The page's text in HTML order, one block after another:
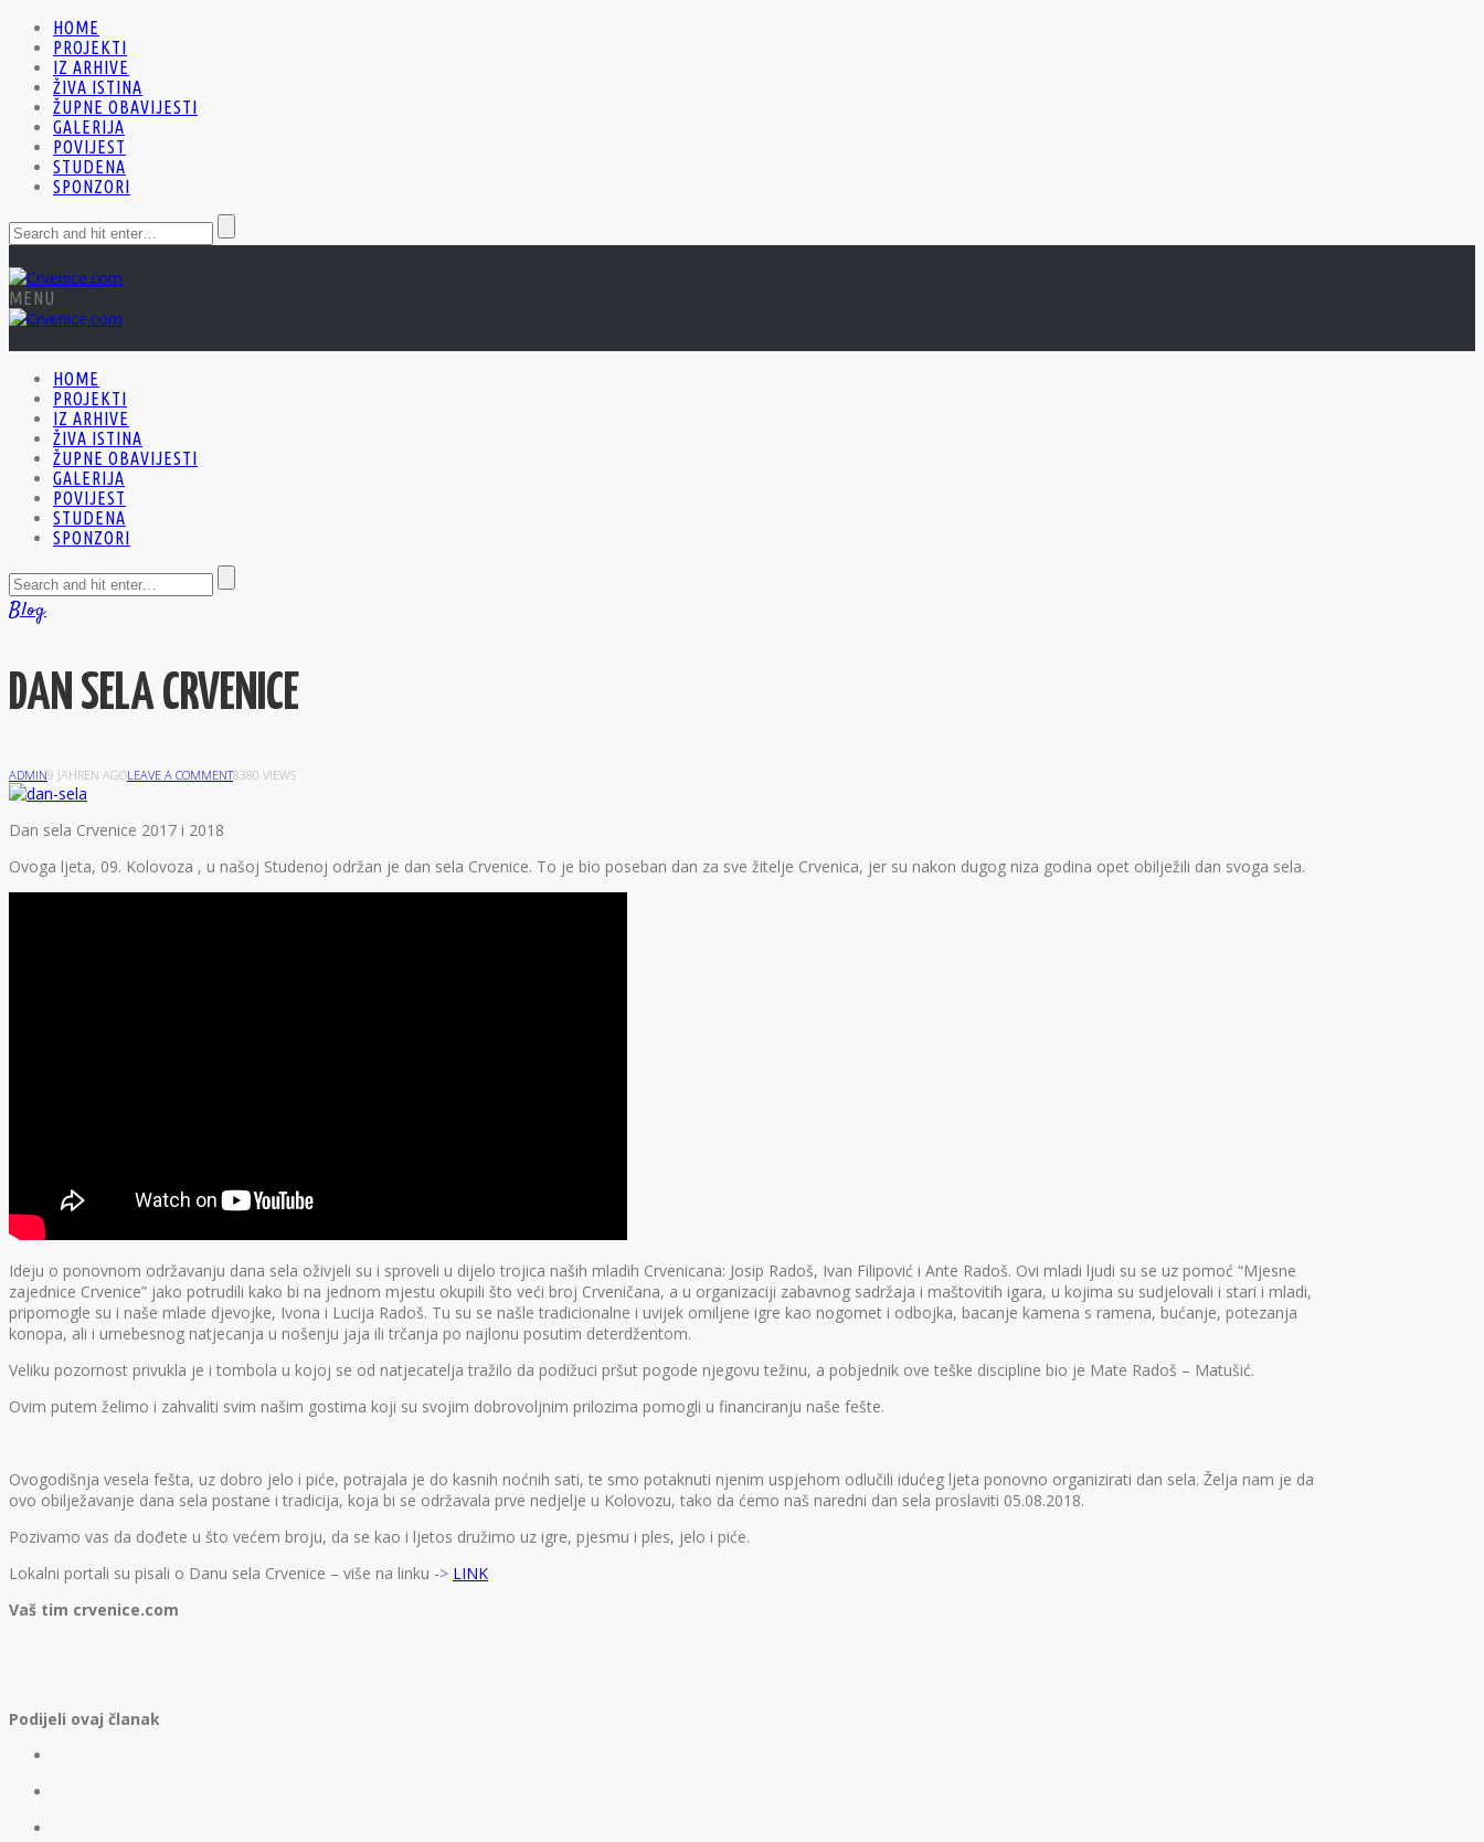
HOME
PROJEKTI
IZ ARHIVE
ŽIVA ISTINA
ŽUPNE OBAVIJESTI
GALERIJA
POVIJEST
STUDENA
SPONZORI
MENU
HOME
PROJEKTI
IZ ARHIVE
ŽIVA ISTINA
ŽUPNE OBAVIJESTI
GALERIJA
POVIJEST
STUDENA
SPONZORI
Blog
DAN SELA CRVENICE
ADMIN9 JAHREN AGOLEAVE A COMMENT8380 VIEWS
Dan sela Crvenice 2017 i 2018
Ovoga ljeta, 09. Kolovoza , u našoj Studenoj održan je dan sela Crvenice. To je bio poseban dan za sve žitelje Crvenica, jer su nakon dugog niza godina opet obilježili dan svoga sela.
Ideju o ponovnom održavanju dana sela oživjeli su i sproveli u dijelo trojica naših mladih Crvenicana: Josip Radoš, Ivan Filipović i Ante Radoš. Ovi mladi ljudi su se uz pomoć “Mjesne
zajednice Crvenice” jako potrudili kako bi na jednom mjestu okupili što veći broj Crveničana, a u organizaciji zabavnog sadržaja i maštovitih igara, u kojima su sudjelovali i stari i mladi,
pripomogle su i naše mlade djevojke, Ivona i Lucija Radoš. Tu su se našle tradicionalne i uvijek omiljene igre kao nogomet i odbojka, bacanje kamena s ramena, bućanje, potezanja
konopa, ali i urnebesnog natjecanja u nošenju jaja ili trčanja po najlonu posutim deterdžentom.
Veliku pozornost privukla je i tombola u kojoj se od natjecatelja tražilo da podižuci pršut pogode njegovu težinu, a pobjednik ove teške discipline bio je Mate Radoš – Matušić.
Ovim putem želimo i zahvaliti svim našim gostima koji su svojim dobrovoljnim prilozima pomogli u financiranju naše fešte.
Ovogodišnja vesela fešta, uz dobro jelo i piće, potrajala je do kasnih noćnih sati, te smo potaknuti njenim uspjehom odlučili idućeg ljeta ponovno organizirati dan sela. Želja nam je da
ovo obilježavanje dana sela postane i tradicija, koja bi se održavala prve nedjelje u Kolovozu, tako da ćemo naš naredni dan sela proslaviti 05.08.2018.
Pozivamo vas da dođete u što većem broju, da se kao i ljetos družimo uz igre, pjesmu i ples, jelo i piće.
Lokalni portali su pisali o Danu sela Crvenice – više na linku -> LINK
Vaš tim crvenice.com
Podijeli ovaj članak